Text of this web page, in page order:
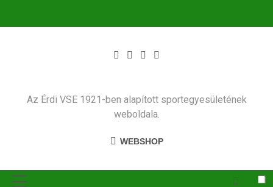
Az Érdi VSE 1921-ben alapított sportegyesületének
weboldala.
WEBSHOP